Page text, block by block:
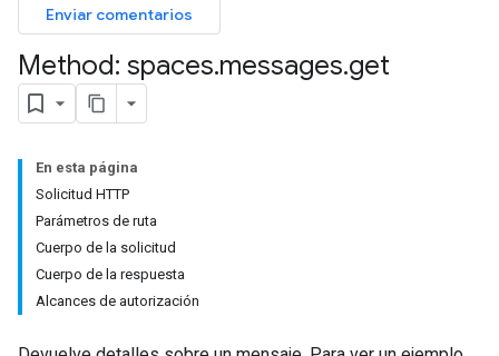
Enviar comentarios
Method: spaces.messages.get
En esta página
Solicitud HTTP
Parámetros de ruta
Cuerpo de la solicitud
Cuerpo de la respuesta
Alcances de autorización